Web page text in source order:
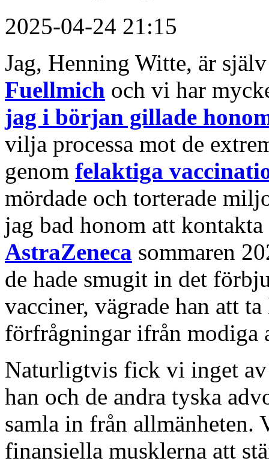
2025-04-24 21:15
Jag, Henning Witte, är
Fuellmich och vi har
jag i början gillade
vilja processa mot de
genom felaktiga
mördade och torterade
jag bad honom att
AstraZeneca sommaren
de hade smugit in det
vacciner, vägrade han att
förfrågningar ifrån modiga
Naturligtvis fick vi inget
han och de andra tyska
samla in från allmänheten.
finansiella musklerna att